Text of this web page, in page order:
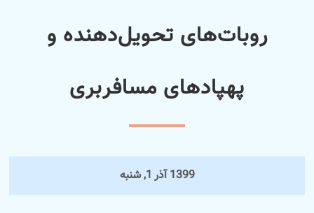
روبات‌های تحویل‌دهنده و
پهپادهای مسافربری
1399 آذر 1, شنبه